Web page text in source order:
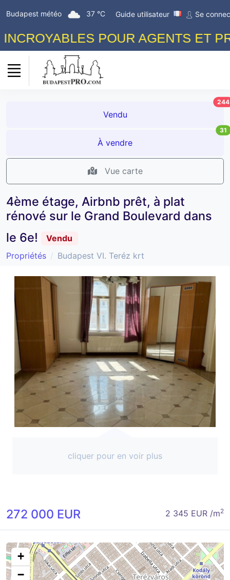
Budapest météo 37 °C Guide utilisateur Se
POUR AGENTS ET
Vendu
244
À vendre
31
Vue carte
4ème étage, Airbnb prêt, à plat
rénové sur le Grand Boulevard dans
le 6e!
Vendu
Propriétés
Budapest VI. Teréz krt
cliquer pour en voir plus
272 000 EUR 2 345 EUR /m2
+
−